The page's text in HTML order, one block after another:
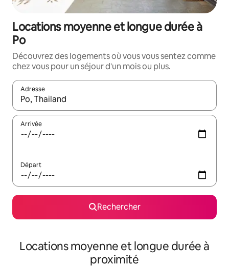
Locations moyenne et longue durée à
Po
Découvrez des logements où vous vous sentez comme
chez vous pour un séjour d'un mois ou plus.
Adresse
Lorsque les résultats s'affichent, utilisez les flèches vers le
Arrivée
Départ
Rechercher
Locations moyenne et longue durée à
proximité